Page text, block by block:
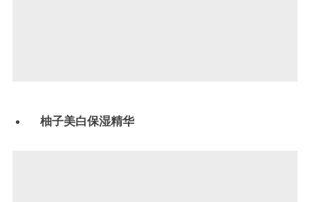
柚子美白保湿精华